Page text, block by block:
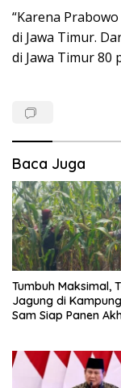
“Karena
di Jawa Timur.
di Jawa Timur 80
Baca Juga
Tumbuh Maksimal,
Jagung di
Sam Siap Panen